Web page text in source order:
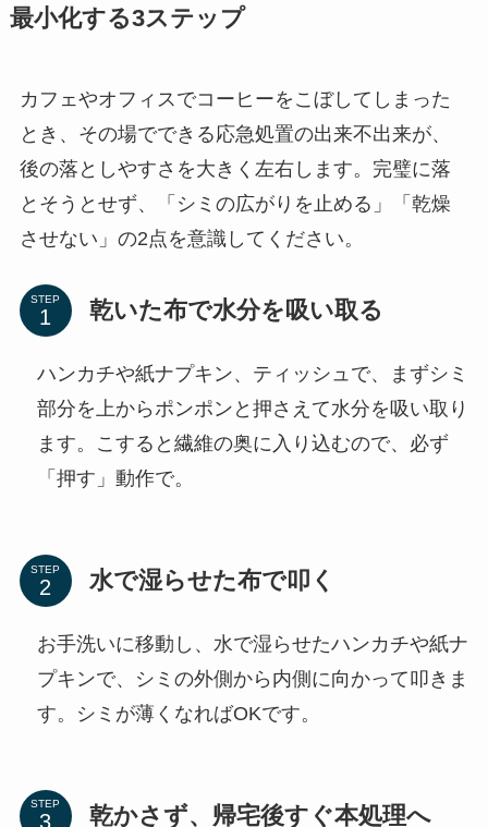
最小化する3ステップ
カフェやオフィスでコーヒーをこぼしてしまった
とき、その場でできる応急処置の出来不出来が、
後の落としやすさを大きく左右します。完璧に落
とそうとせず、「シミの広がりを止める」「乾燥
させない」の2点を意識してください。
STEP 乾いた布で水分を吸い取る
ハンカチや紙ナプキン、ティッシュで、まずシミ
部分を上からポンポンと押さえて水分を吸い取り
ます。こすると繊維の奥に入り込むので、必ず
「押す」動作で。
STEP 水で湿らせた布で叩く
お手洗いに移動し、水で湿らせたハンカチや紙ナ
プキンで、シミの外側から内側に向かって叩きま
す。シミが薄くなればOKです。
STEP 乾かさず、帰宅後すぐ本処理へ